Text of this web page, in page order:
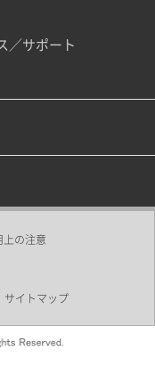
／サポート
上の注意
サイトマップ